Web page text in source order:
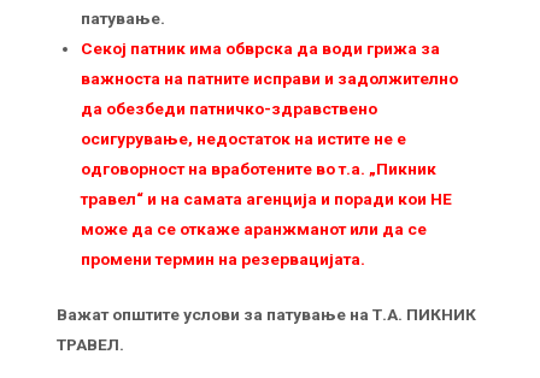
патување.
Секој патник има обврска да води грижа за
важноста на патните исправи и задолжително
да обезбеди патничко-здравствено
осигурување, недостаток на истите не е
одговорност на вработените во т.а. „Пикник
травел“ и на самата агенција и поради кои НЕ
можe да се откаже аранжманот или да се
промени термин на резервацијата.
Важат општите услови за патувањe на Т.А. ПИКНИК
ТРАВЕЛ.